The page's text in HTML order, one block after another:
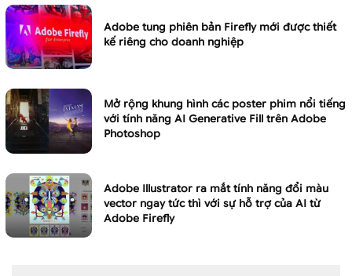
Adobe tung phiên bản Firefly mới được thiết
kế riêng cho doanh nghiệp
Mở rộng khung hình các poster phim nổi tiếng
với tính năng AI Generative Fill trên Adobe
Photoshop
Adobe Illustrator ra mắt tính năng đổi màu
vector ngay tức thì với sự hỗ trợ của AI từ
Adobe Firefly